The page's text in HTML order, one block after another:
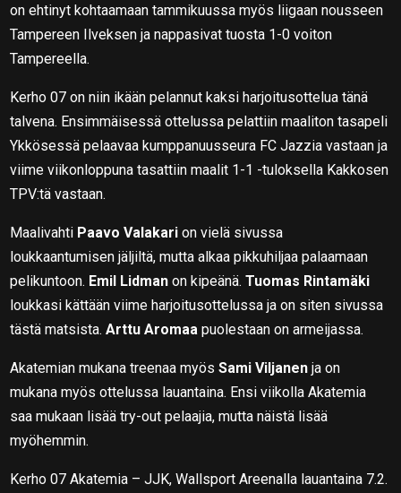
on ehtinyt kohtaamaan tammikuussa myös liigaan nousseen
Tampereen Ilveksen ja nappasivat tuosta 1-0 voiton
Tampereella.
Kerho 07 on niin ikään pelannut kaksi harjoitusottelua tänä
talvena. Ensimmäisessä ottelussa pelattiin maaliton tasapeli
Ykkösessä pelaavaa kumppanuusseura FC Jazzia vastaan ja
viime viikonloppuna tasattiin maalit 1-1 -tuloksella Kakkosen
TPV:tä vastaan.
Maalivahti Paavo Valakari on vielä sivussa
loukkaantumisen jäljiltä, mutta alkaa pikkuhiljaa palaamaan
pelikuntoon. Emil Lidman on kipeänä.Tuomas Rintamäki
loukkasi kättään viime harjoitusottelussa ja on siten sivussa
tästä matsista.Arttu Aromaa puolestaan on armeijassa.
Akatemian mukana treenaa myösSami Viljanen ja on
mukana myös ottelussa lauantaina. Ensi viikolla Akatemia
saa mukaan lisää try-out pelaajia, mutta näistä lisää
myöhemmin.
Kerho 07 Akatemia – JJK, Wallsport Areenalla lauantaina 7.2.